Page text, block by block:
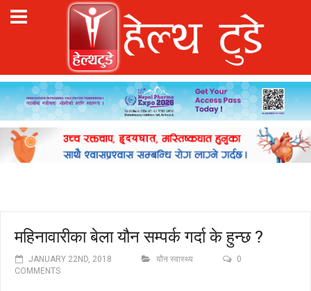
महिनावारीका बेला यौन सम्पर्क गर्दा के हुन्छ ?
JANUARY 22ND, 2018 यौन स्वास्थ्य
0
COMMENTS